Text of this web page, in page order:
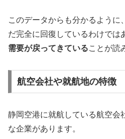
このデータからも分かるように
だ完全に回復しているわけでは
需要が戻ってきていることが読
航空会社や就航地の特徴
静岡空港に就航している航空会
な企業があります。